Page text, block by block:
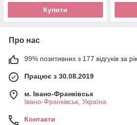
Купити
Про нас
99% позитивних з 177 відгуків за рік
Працює з 30.08.2019
м. Івано-Франківськ
Івано-Франківськ, Україна
Контакти